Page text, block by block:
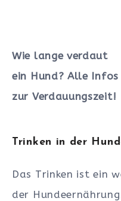
Wie lange verdaut
ein Hund? Alle Infos
zur Verdauungszeit!
Trinken in der
Das Trinken ist ein
der